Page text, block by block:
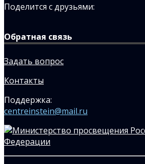
Поделится с друзьями:
Обратная связь
Задать вопрос
Контакты
Поддержка:
centreinstein@mail.ru